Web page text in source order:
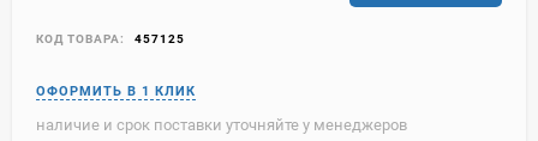
КОД ТОВАРА: 457125
наличие и срок поставки уточняйте у менеджеров